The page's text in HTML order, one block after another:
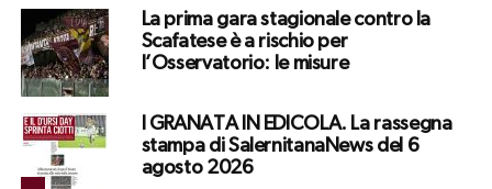
La prima gara stagionale contro la
Scafatese è a rischio per
l’Osservatorio: le misure
I GRANATA IN EDICOLA. La rassegna
stampa di SalernitanaNews del 6
agosto 2026